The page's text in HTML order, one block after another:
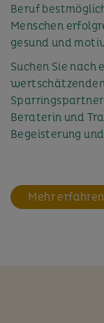
Beruf
Menschen
gesund und
Suchen Sie nach
Beraterin und
Begeisterung
Mehr erfahren